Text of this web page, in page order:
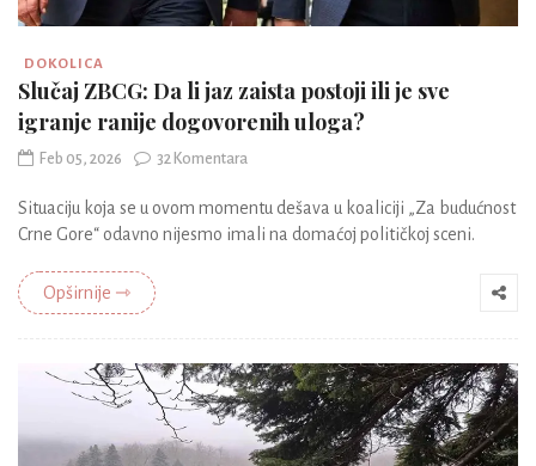
DOKOLICA
Slučaj ZBCG: Da li jaz zaista postoji ili je sve
igranje ranije dogovorenih uloga?
Feb 05, 2026 32 Komentara
Situaciju koja se u ovom momentu dešava u koaliciji „Za budućnost
Crne Gore“ odavno nijesmo imali na domaćoj političkoj sceni.
Opširnije ⇾